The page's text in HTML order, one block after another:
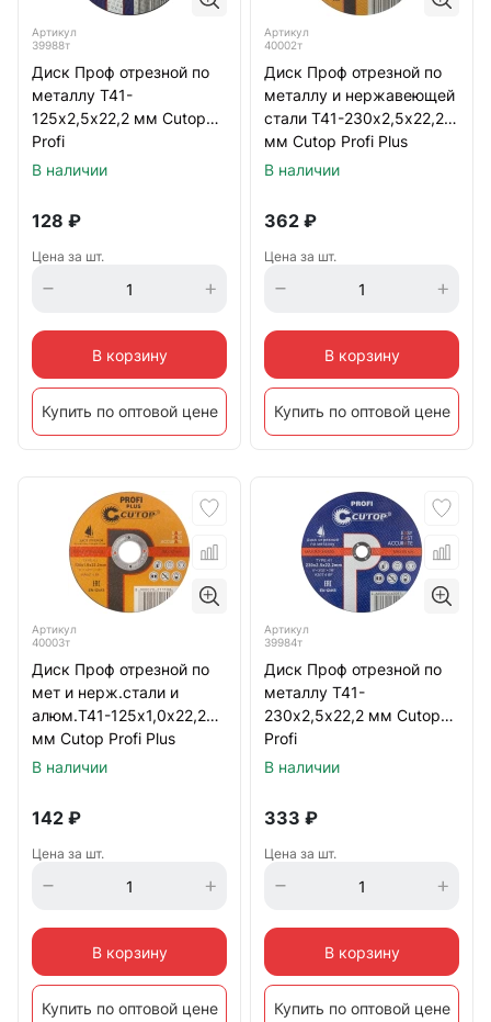
Артикул
39988т
Диск Проф отрезной по
металлу Т41-
125х2,5х22,2 мм Cutop
Profi
В наличии
128 ₽
Цена за шт.
В корзину
Купить по оптовой цене
Артикул
40002т
Диск Проф отрезной по
металлу и нержавеющей
стали Т41-230х2,5х22,2
мм Cutop Profi Plus
В наличии
362 ₽
Цена за шт.
В корзину
Купить по оптовой цене
Артикул
40003т
Диск Проф отрезной по
мет и нерж.стали и
алюм.Т41-125х1,0х22,2
мм Cutop Profi Plus
В наличии
142 ₽
Цена за шт.
В корзину
Купить по оптовой цене
Артикул
39984т
Диск Проф отрезной по
металлу Т41-
230х2,5х22,2 мм Cutop
Profi
В наличии
333 ₽
Цена за шт.
В корзину
Купить по оптовой цене